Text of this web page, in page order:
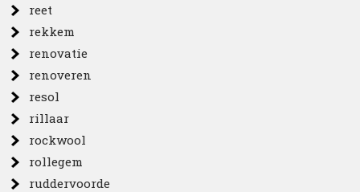
reet
rekkem
renovatie
renoveren
resol
rillaar
rockwool
rollegem
ruddervoorde